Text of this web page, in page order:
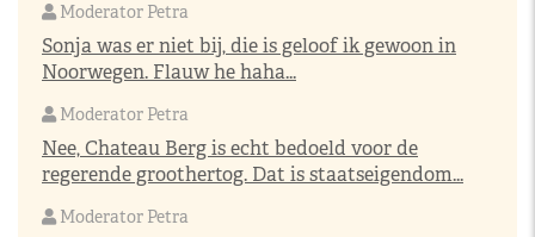
Moderator Petra
Sonja was er niet bij, die is geloof ik gewoon in
Noorwegen. Flauw he haha...
Moderator Petra
Nee, Chateau Berg is echt bedoeld voor de
regerende groothertog. Dat is staatseigendom...
Moderator Petra